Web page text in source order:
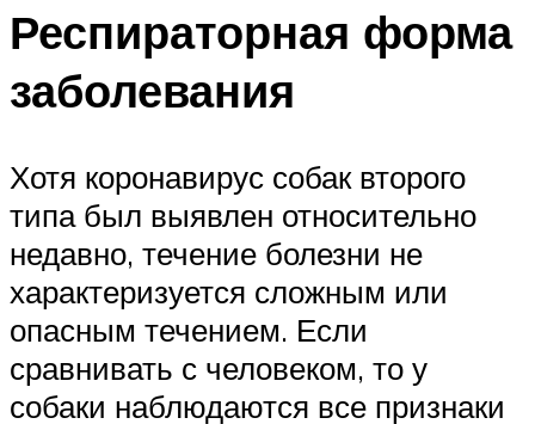
Респираторная форма
заболевания
Хотя коронавирус собак второго
типа был выявлен относительно
недавно, течение болезни не
характеризуется сложным или
опасным течением. Если
сравнивать с человеком, то у
собаки наблюдаются все признаки